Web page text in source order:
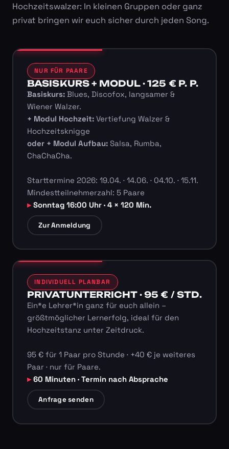
Hochzeitswalzer: In kleinen Gruppen oder ganz
privat bringen wir euch sicher durch jeden Song.
NUR FÜR PAARE
BASISKURS + MODUL · 125 € P. P.
Basiskurs:Blues, Discofox, langsamer &
Wiener Walzer.
+ Modul Hochzeit:Vertiefung Walzer &
Hochzeitsknigge
oder + Modul Aufbau:Salsa, Rumba,
ChaChaCha.
Starttermine 2026: 19.04. · 14.06. · 04.10. · 15.11.
Mindestteilnehmerzahl: 5 Paare
Sonntag 16:00 Uhr · 4 × 120 Min.
Zur Anmeldung
INDIVIDUELL PLANBAR
PRIVATUNTERRICHT · 95 € / STD.
Ein*e Lehrer*in ganz für euch allein –
größtmöglicher Lernerfolg, ideal für den
Hochzeitstanz unter Zeitdruck.
95 € für 1 Paar pro Stunde · +40 € je weiteres
Paar · nur für Paare.
60 Minuten · Termin nach Absprache
Anfrage senden